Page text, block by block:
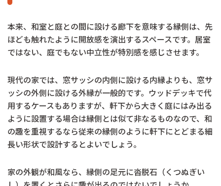
本来、和室と庭との間に設ける廊下を意味する縁側は、先
ほども触れたように開放感を演出するスペースです。居室
ではない、庭でもない中立性が特別感を感じさせます。
現代の家では、窓サッシの内側に設ける内縁よりも、窓サ
ッシの外側に設ける外縁が一般的です。ウッドデッキで代
用するケースもありますが、軒下から大きく庭にはみ出る
ように設置する場合は縁側とは似て非なるものなので、和
の趣を重視するなら従来の縁側のように軒下にとどまる細
長い形状で設計するとよいでしょう。
家の外観が和風なら、縁側の足元に沓脱石（くつぬぎい